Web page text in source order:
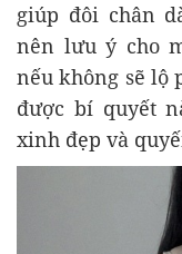
giúp đôi chân
nên lưu ý cho
nếu không sẽ lộ
được bí quyết
xinh đẹp và